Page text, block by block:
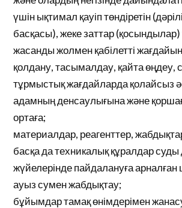
үшін ықтимал қауіп төндіретін
басқасы), жеке заттар
жасанды жолмен қабілетті
қолдану, тасымалдау, қайта өңдеу,
тұрмыстық жағдайларда қолайсыз
адамның денсаулығына және
ортаға;
материалдар, реагенттер,
басқа да техникалық құралдар
жүйелерінде пайдалануға
ауыз сумен жабдықтау;
бұйымдар тамақ өнімдерімен